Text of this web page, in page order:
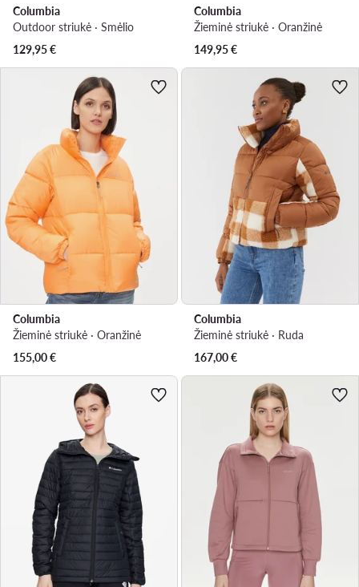
Columbia
Outdoor striukė · Smėlio
129,95€
Columbia
Žieminė striukė · Oranžinė
149,95€
Columbia
Žieminė striukė · Oranžinė
155,00€
Columbia
Žieminė striukė · Ruda
167,00€